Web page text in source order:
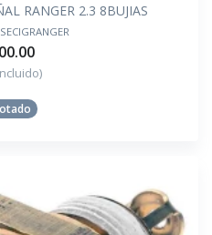
RANGER 2.3 8BUJIAS